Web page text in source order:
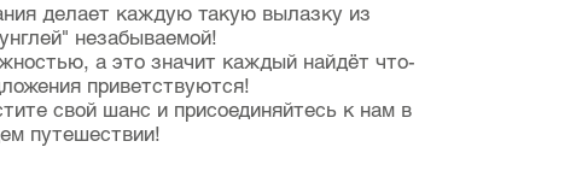
делает каждую такую вылазку из
незабываемой!
а это значит каждый найдёт что-
приветствуются!
свой шанс и присоединяйтесь к нам в
путешествии!